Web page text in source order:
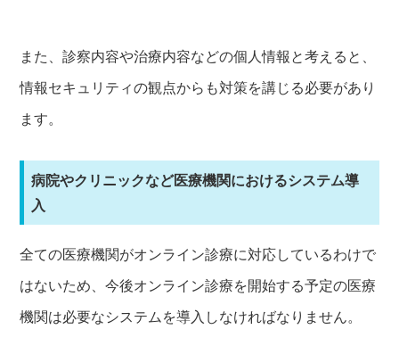
また、診察内容や治療内容などの個人情報と考えると、
情報セキュリティの観点からも対策を講じる必要があり
ます。
病院やクリニックなど医療機関におけるシステム導
入
全ての医療機関がオンライン診療に対応しているわけで
はないため、今後オンライン診療を開始する予定の医療
機関は必要なシステムを導入しなければなりません。